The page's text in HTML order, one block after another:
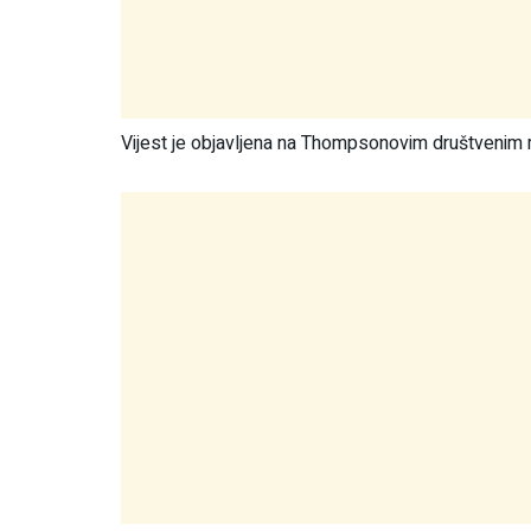
Vijest je objavljena na Thompsonovim društvenim